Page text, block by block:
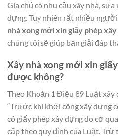
Gia chủ có nhu cầu xây nhà,
dựng. Tuy nhiên rất nhiều
nhà xong mới xin giấy phép
chúng tôi sẽ giúp bạn giải đáp
Xây nhà xong mới xin
được không?
Theo Khoản 1 Điều 89 Luật xây
“Trước khi khởi công xây dựng
có giấy phép xây dựng do cơ
cấp theo quy định của Luật.